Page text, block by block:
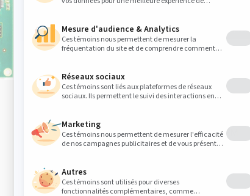
SR-A810
La SR-A810-V2 a été conçue pour des
applications de contrôle SPM ou des applications
de contrôle haute-vitesse. Des fonctions SPM
avancées peuvent être implémentées en utilisant
les 16 GPIOS configurables individuellement et
les 2 compteurs 16 bit.